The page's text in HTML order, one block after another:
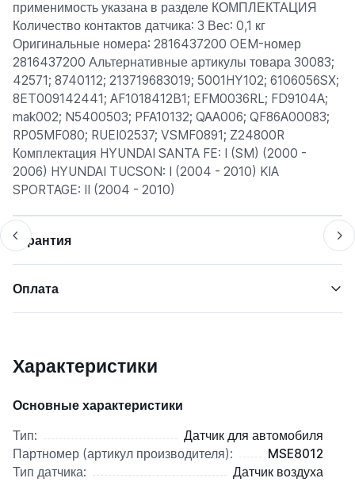
применимость указана в разделе КОМПЛЕКТАЦИЯ
Количество контактов датчика: 3 Вес: 0,1 кг
Оригинальные номера: 2816437200 OEM-номер
2816437200 Альтернативные артикулы товара 30083;
42571; 8740112; 213719683019; 5001HY102; 6106056SX;
8ET009142441; AF1018412B1; EFM0036RL; FD9104A;
mak002; N5400503; PFA10132; QAA006; QF86A00083;
RP05MF080; RUEI02537; VSMF0891; Z24800R
Комплектация HYUNDAI SANTA FE: I (SM) (2000 -
2006) HYUNDAI TUCSON: I (2004 - 2010) KIA
SPORTAGE: II (2004 - 2010)
Гарантия
Оплата
Характеристики
Основные характеристики
Тип:
Датчик для автомобиля
Партномер (артикул производителя):
MSE8012
Тип датчика:
Датчик воздуха